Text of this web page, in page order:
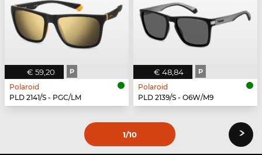
€ 59,20 P
Polaroid
PLD 2141/S - PGC/LM
€ 48,84 P
Polaroid
PLD 2139/S - O6W/M9
1/10 ›